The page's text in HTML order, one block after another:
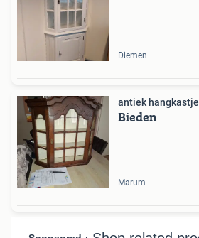
Diemen
antiek hangkastje
Bieden
Marum